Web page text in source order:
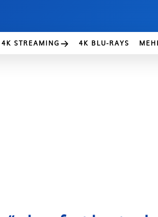
4K STREAMING 4K BLU-RAYS